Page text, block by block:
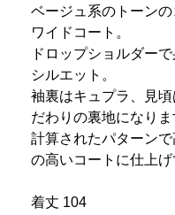
ベージュ系のトーン
ワイドコート。
ドロップショルダー
シルエット。
袖裏はキュプラ、見
だわりの裏地になりま
計算されたパターン
の高いコートに仕上げ
着丈 104